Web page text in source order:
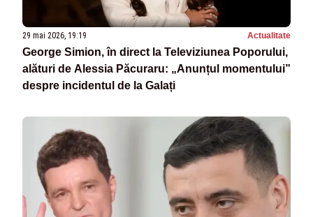
29 mai 2026, 19:19 Actualitate
George Simion, în direct la Televiziunea Poporului,
alături de Alessia Păcuraru: „Anunțul momentului”
despre incidentul de la Galați